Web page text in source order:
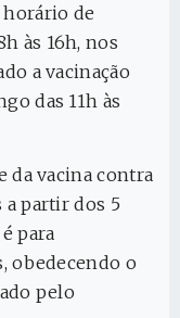
horário de
às 16h, nos
a vacinação
das 11h às
da vacina contra
a partir dos 5
para
obedecendo o
pelo